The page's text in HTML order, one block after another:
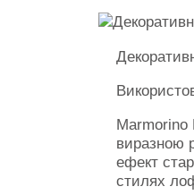
Marmorino
виразною
ефект
стилях